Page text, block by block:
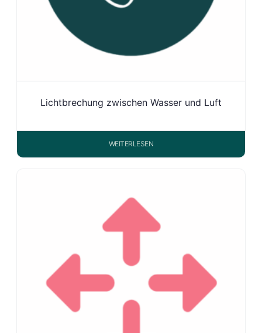
Lichtbrechung zwischen Wasser und Luft
WEITERLESEN